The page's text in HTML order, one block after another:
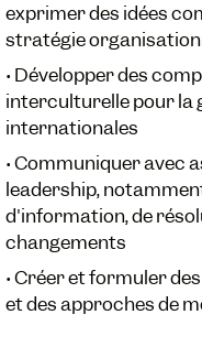
exprimer des idées
stratégie
• Développer des
interculturelle pour la
internationales
•Communiquer avec
leadership,
d'information, de
changements
•Créer et formuler
et des approches de